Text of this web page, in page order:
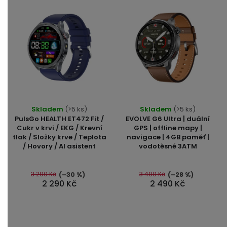
PulsGo HEALTH ET472 Fit /
Cukr v krvi / EKG / Krevní
tlak / Složky krve / Teplota
/ Hovory / AI asistent
hodnocení
produktu
je
5,0
5
hvězdiček.
Skladem (>5 ks)
2 290 Kč
3 290 Kč (–30 %)
EVOLVE G6 Ultra | duální
GPS | offline mapy |
navigace | 4GB paměť |
vodotěsné 3ATM
Skladem (>5 ks)
2 490 Kč
3 490 Kč (–28 %)